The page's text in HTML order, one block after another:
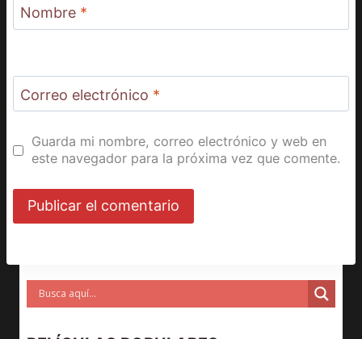
Nombre *
Correo electrónico *
Guarda mi nombre, correo electrónico y web en
este navegador para la próxima vez que comente.